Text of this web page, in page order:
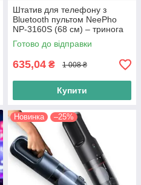
Штатив для телефону з
Bluetooth пультом NeePho
NP-3160S (68 см) – тринога
для зйомки, селфі, блогів
Готово до відправки
635,04 ₴ 1 008 ₴
Купити
Новинка –25%